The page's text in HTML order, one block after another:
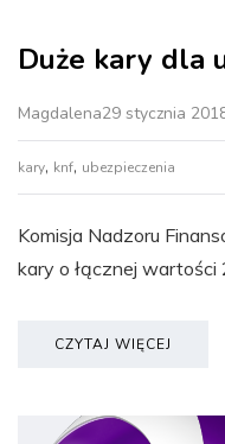
Duże kary dla
Magdalena29 stycznia
kary, knf, ubezpieczenia
Komisja Nadzoru
kary o łącznej wartości
CZYTAJ WIĘCEJ